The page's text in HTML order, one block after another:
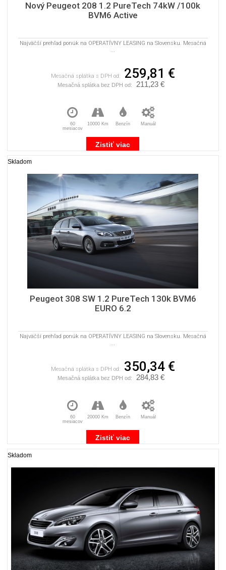
Nový Peugeot 208 1.2 PureTech 74kW /100k
BVM6 Active
Najväčší prehľad ponúk na OPERATÍVNY LEASING na Slovensku. Mesačná
...
60
mesiacov
10000 Km Benzín Manuál
Zistiť viac
Mesačná splátka s DPH od: 259,81 €
Mesačná splátka bez DPH od: 211,23 €
Skladom
Peugeot 308 SW 1.2 PureTech 130k BVM6
EURO 6.2
Najväčší prehľad ponúk na OPERATÍVNY LEASING na Slovensku. Mesačná
...
60
mesiacov
20000 Km Benzín Manuál
Zistiť viac
Mesačná splátka s DPH od: 350,34 €
Mesačná splátka bez DPH od: 284,83 €
Skladom